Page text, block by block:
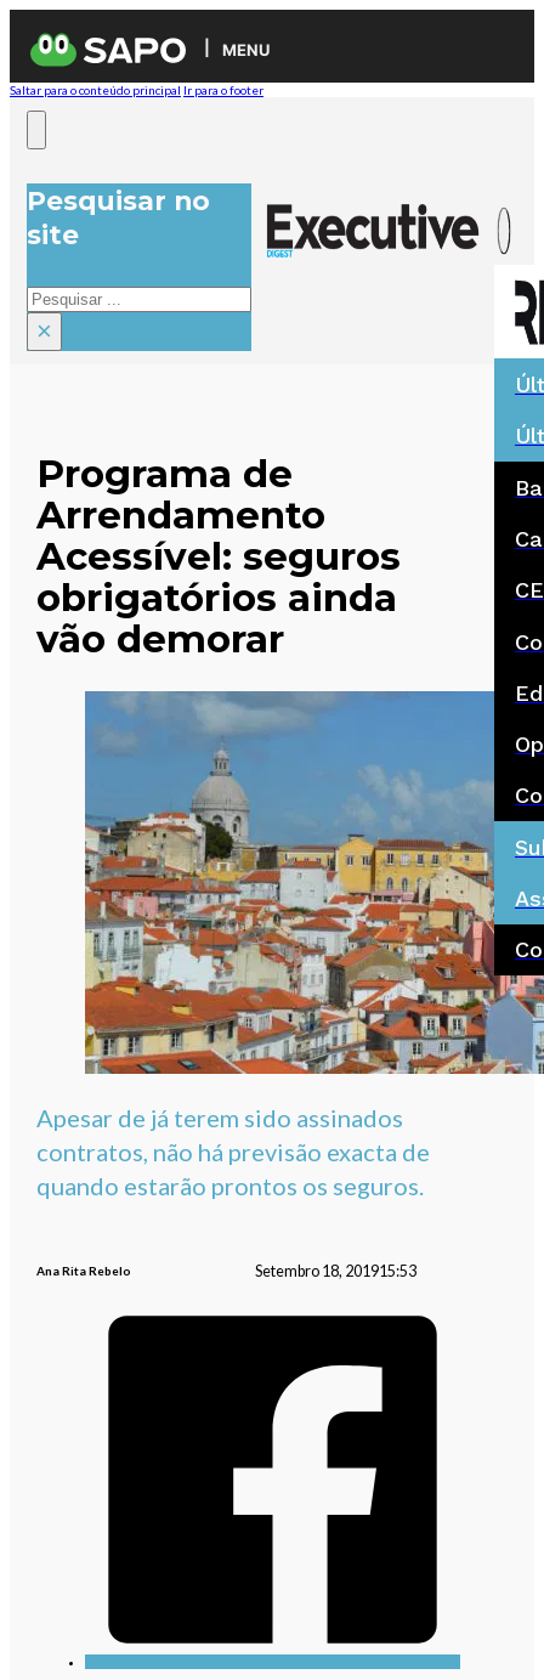
MENU
Saltar para o conteúdo principal Ir para o footer
Pesquisar no
site
Pesquisar
×
Programa de
Arrendamento
Acessível: seguros
obrigatórios ainda
vão demorar
Apesar de já terem sido assinados
contratos, não há previsão exacta de
quando estarão prontos os seguros.
Ana Rita Rebelo Setembro 18, 201915:53